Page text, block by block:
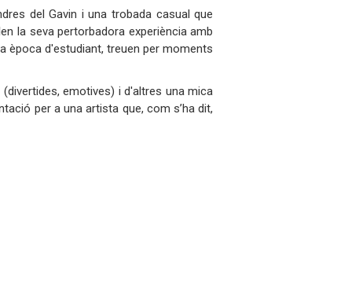
del Gavin i una trobada casual que
la seva pertorbadora experiència amb
època d'estudiant, treuen per moments
emotives) i d'altres una mica
per a una artista que, com s’ha dit,